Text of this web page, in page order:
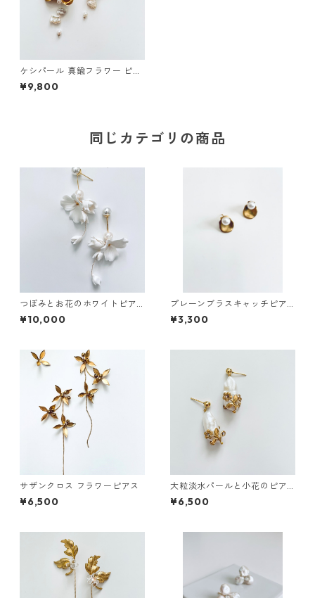
ケシパール 真鍮フラワー ピア
ス
¥9,800
同じカテゴリの商品
つぼみとお花のホワイトピア
ス
¥10,000
プレーンブラスキャッチピア
ス
¥3,300
サザンクロス フラワーピアス
¥6,500
大粒淡水パールと小花のピア
ス
¥6,500